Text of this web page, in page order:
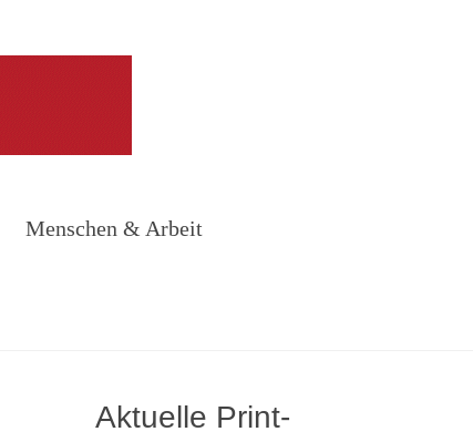
Menschen & Arbeit
Aktuelle Print-